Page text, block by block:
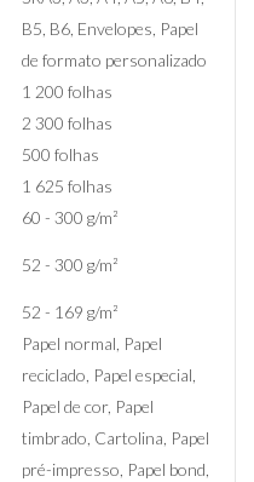
B5, B6, Envelopes, Papel
de formato personalizado
1 200 folhas
2 300 folhas
500 folhas
1 625 folhas
60 - 300 g/m²
52 - 300 g/m²
52 - 169 g/m²
Papel normal, Papel
reciclado, Papel especial,
Papel de cor, Papel
timbrado, Cartolina, Papel
pré-impresso, Papel bond,